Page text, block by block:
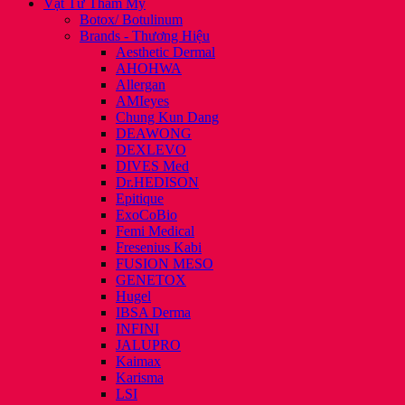
Vật Tư Thẩm Mỹ
Botox/ Botulinum
Brands - Thương Hiệu
Aesthetic Dermal
AHOHWA
Allergan
AMIeyes
Chung Kun Dang
DEAWONG
DEXLEVO
DIVES Med
Dr.HEDISON
Epitique
ExoCoBio
Femi Medical
Fresenius Kabi
FUSION MESO
GENETOX
Hugel
IBSA Derma
INFINI
JALUPRO
Kaimax
Karisma
LSI